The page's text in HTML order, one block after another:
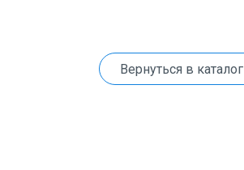
Вернуться в каталог